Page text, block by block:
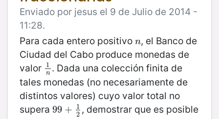
Enviado por jesus el 9 de Julio de 2014 -
11:28.
Para cada entero positivo n
n, el Banco de
Ciudad del Cabo produce monedas de
valor 1
n
1n. Dada una colección finita de
tales monedas (no necesariamente de
distintos valores) cuyo valor total no
supera 99 + 1
2
99 +1 2 , demostrar que es posible